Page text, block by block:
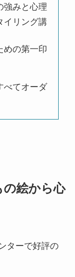
強みと心理
イリング講
めの第一印
べてオーダ
の絵から心
ターで好評の